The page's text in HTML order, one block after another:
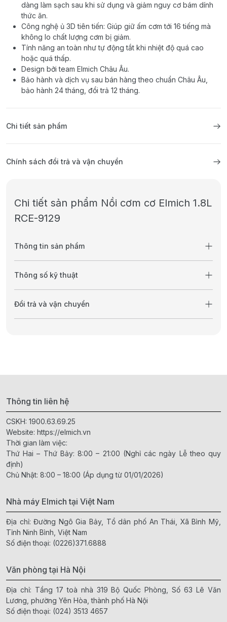
dàng làm sạch sau khi sử dụng và giảm nguy cơ bám dính
thức ăn.
Công nghệ ủ 3D tiên tiến: Giúp giữ ấm cơm tới 16 tiếng mà
không lo chất lượng cơm bị giảm.
Tính năng an toàn như tự động tắt khi nhiệt độ quá cao
hoặc quá thấp.
Design bởi team Elmich Châu Âu.
Bảo hành và dịch vụ sau bán hàng theo chuẩn Châu Âu,
bảo hành 24 tháng, đổi trả 12 tháng.
Chi tiết sản phẩm
Chính sách đổi trả và vận chuyển
Chi tiết sản phẩm Nồi cơm cơ Elmich 1.8L
RCE-9129
Thông tin sản phẩm
Thông số kỹ thuật
Đổi trả và vận chuyển
Thông tin liên hệ
CSKH: 1900.63.69.25
Website: https://elmich.vn
Thời gian làm việc:
Thứ Hai – Thứ Bảy: 8:00 – 21:00 (Nghỉ các ngày Lễ theo quy
định)
Chủ Nhật: 8:00 – 18:00 (Áp dụng từ 01/01/2026)
Nhà máy Elmich tại Việt Nam
Địa chỉ: Đường Ngô Gia Bảy, Tổ dân phố An Thái, Xã Bình Mỹ,
Tỉnh Ninh Bình, Việt Nam
Số điện thoại: (0226)371.6888
Văn phòng tại Hà Nội
Địa chỉ: Tầng 17 toà nhà 319 Bộ Quốc Phòng, Số 63 Lê Văn
Lương, phường Yên Hòa, thành phố Hà Nội
Số điện thoại: (024) 3513 4657